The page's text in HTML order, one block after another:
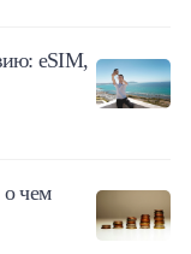
eSIM,
чем